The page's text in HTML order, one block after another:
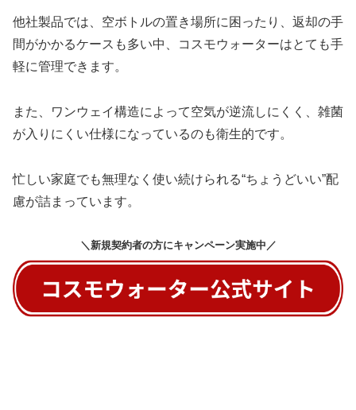
他社製品では、空ボトルの置き場所に困ったり、返却の手
間がかかるケースも多い中、コスモウォーターはとても手
軽に管理できます。
また、ワンウェイ構造によって空気が逆流しにくく、雑菌
が入りにくい仕様になっているのも衛生的です。
忙しい家庭でも無理なく使い続けられる“ちょうどいい”配
慮が詰まっています。
＼新規契約者の方にキャンペーン実施中／